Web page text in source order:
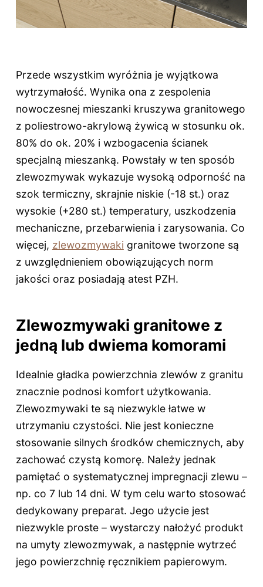
Przede wszystkim wyróżnia je wyjątkowa
wytrzymałość. Wynika ona z zespolenia
nowoczesnej mieszanki kruszywa granitowego
z poliestrowo-akrylową żywicą w stosunku ok.
80% do ok. 20% i wzbogacenia ścianek
specjalną mieszanką. Powstały w ten sposób
zlewozmywak wykazuje wysoką odporność na
szok termiczny, skrajnie niskie (-18 st.) oraz
wysokie (+280 st.) temperatury, uszkodzenia
mechaniczne, przebarwienia i zarysowania. Co
więcej, zlewozmywaki granitowe tworzone są
z uwzględnieniem obowiązujących norm
jakości oraz posiadają atest PZH.
Zlewozmywaki granitowe z
jedną lub dwiema komorami
Idealnie gładka powierzchnia zlewów z granitu
znacznie podnosi komfort użytkowania.
Zlewozmywaki te są niezwykle łatwe w
utrzymaniu czystości. Nie jest konieczne
stosowanie silnych środków chemicznych, aby
zachować czystą komorę. Należy jednak
pamiętać o systematycznej impregnacji zlewu –
np. co 7 lub 14 dni. W tym celu warto stosować
dedykowany preparat. Jego użycie jest
niezwykle proste – wystarczy nałożyć produkt
na umyty zlewozmywak, a następnie wytrzeć
jego powierzchnię ręcznikiem papierowym.